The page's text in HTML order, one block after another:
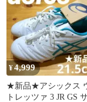
¥4,999
★新品★アシックス
トレッツァ 3 JR GS サ